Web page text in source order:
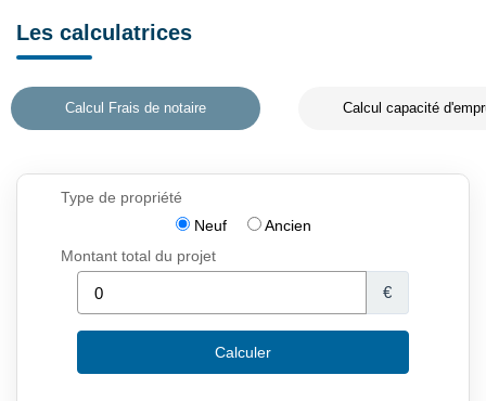
Les calculatrices
Calcul Frais de notaire Calcul capacité